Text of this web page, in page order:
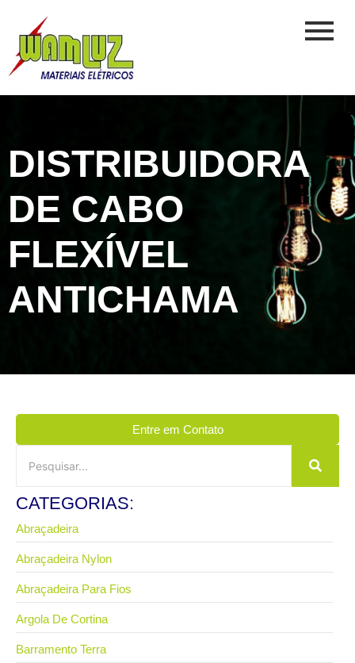
DISTRIBUIDORA
DE CABO
FLEXÍVEL
ANTICHAMA
Entre em Contato
CATEGORIAS:
Abraçadeira
Abraçadeira Nylon
Abraçadeira Para Fios
Argola De Cortina
Barramento Terra